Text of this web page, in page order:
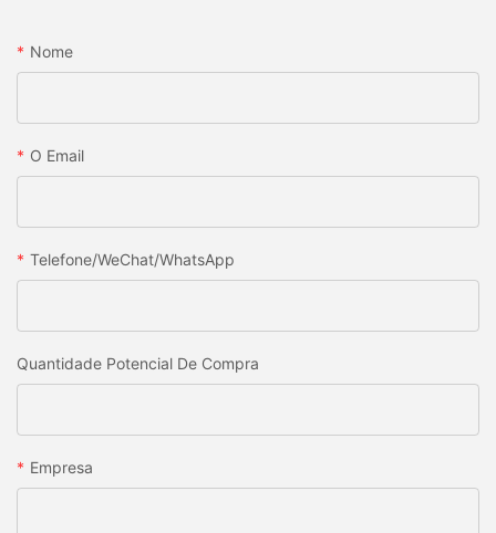
Nome
O Email
Telefone/WeChat/WhatsApp
Quantidade Potencial De Compra
Empresa